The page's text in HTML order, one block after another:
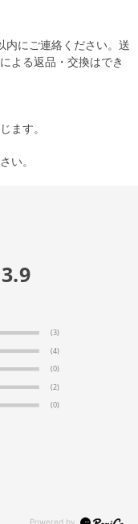
内にご連絡ください。送
よる返品・交換はでき
ます。
い。
3.9
(3)
(4)
(0)
(2)
(0)